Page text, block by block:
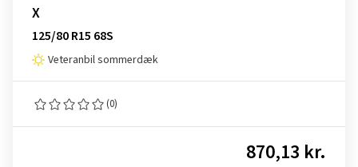
X
125/80 R15 68S
Veteranbil sommerdæk
(0)
870,13 kr.